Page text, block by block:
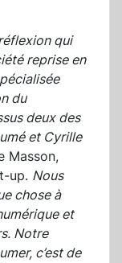
qui
reprise en
du
deux des
et Cyrille
Masson,
up. Nous
chose à
et
Notre
c’est de